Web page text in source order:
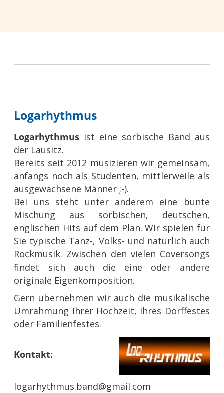
Logarhythmus
Logarhythmus ist eine sorbische Band aus
der Lausitz.
Bereits seit 2012 musizieren wir gemeinsam,
anfangs noch als Studenten, mittlerweile als
ausgewachsene Männer ;-).
Bei uns steht unter anderem eine bunte
Mischung aus sorbischen, deutschen,
englischen Hits auf dem Plan. Wir spielen für
Sie typische Tanz-, Volks- und natürlich auch
Rockmusik. Zwischen den vielen Coversongs
findet sich auch die eine oder andere
originale Eigenkomposition.
Gern übernehmen wir auch die musikalische
Umrahmung Ihrer Hochzeit, Ihres Dorffestes
oder Familienfestes.
Kontakt:
logarhythmus.band@gmail.com